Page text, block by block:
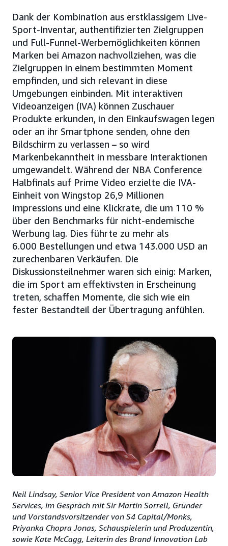
Dank der Kombination aus erstklassigem Live-
Sport-Inventar, authentifizierten Zielgruppen
und Full-Funnel-Werbemöglichkeiten können
Marken bei Amazon nachvollziehen, was die
Zielgruppen in einem bestimmten Moment
empfinden, und sich relevant in diese
Umgebungen einbinden. Mit interaktiven
Videoanzeigen (IVA) können Zuschauer
Produkte erkunden, in den Einkaufswagen legen
oder an ihr Smartphone senden, ohne den
Bildschirm zu verlassen – so wird
Markenbekanntheit in messbare Interaktionen
umgewandelt. Während der NBA Conference
Halbfinals auf Prime Video erzielte die IVA-
Einheit von Wingstop 26,9 Millionen
Impressions und eine Klickrate, die um 110 %
über den Benchmarks für nicht-endemische
Werbung lag. Dies führte zu mehr als
6.000 Bestellungen und etwa 143.000 USD an
zurechenbaren Verkäufen. Die
Diskussionsteilnehmer waren sich einig: Marken,
die im Sport am effektivsten in Erscheinung
treten, schaffen Momente, die sich wie ein
fester Bestandteil der Übertragung anfühlen.
Neil Lindsay, Senior Vice President von Amazon Health
Services, im Gespräch mit Sir Martin Sorrell, Gründer
und Vorstandsvorsitzender von S4 Capital/Monks,
Priyanka Chopra Jonas, Schauspielerin und Produzentin,
sowie Kate McCagg, Leiterin des Brand Innovation Lab